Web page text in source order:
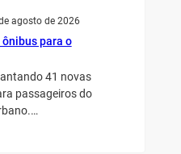
agosto de 2026
para o
41 novas
passageiros do